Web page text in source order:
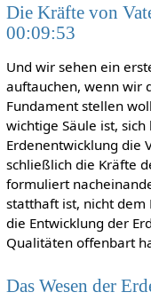
Die Kräfte von
00:09:53
Und wir sehen ein
auftauchen, wenn wir
Fundament stellen
wichtige Säule ist,
Erdenentwicklung die
schließlich die Kräfte
formuliert
statthaft ist, nicht dem
die Entwicklung der
Qualitäten offenbart
Das Wesen der